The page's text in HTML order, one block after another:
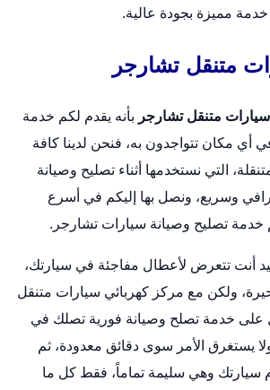
خدمة مميزة بجودة عالية.
متنقل تشارجر
متنقل تشارجر بأنه يقدم لكم خدمة
أي مكان تتواجدون به، فنحن لدينا كافة
التي نستخدمها أثناء تصليح وصيانة
وسريع، ونصل بها إليكم في أسرع
تصليح وصيانة سيارات تشارجر.
أنت تتعرض لأعطال مفاجئة في سيارتك،
ولكن مع مركز كهربائي سيارات متنقل
خدمة تصلح وصيانة فورية تصلك في
يستغرق الأمر سوى دقائق معدودة، ثم
سيارتك وهي سليمة تماماً، فقط كل ما